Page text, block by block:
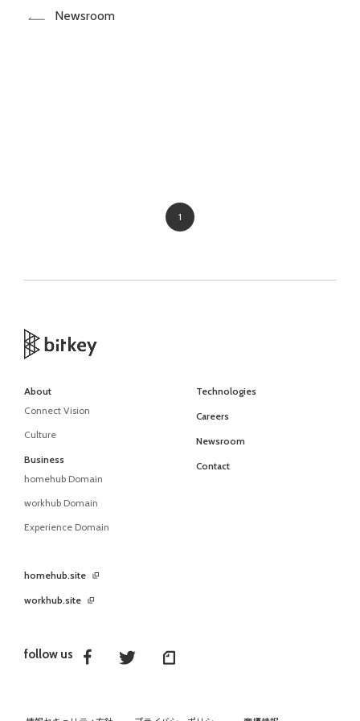
Newsroom
1
follow us
About
Connect Vision
Culture
Business
homehub Domain
workhub Domain
Experience Domain
Technologies
Careers
Newsroom
Contact
homehub.site
workhub.site